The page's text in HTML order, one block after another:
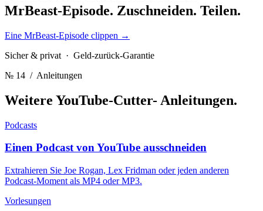
MrBeast-Episode. Zuschneiden. Teilen.
Eine MrBeast-Episode clippen →
Sicher & privat · Geld-zurück-Garantie
№ 14 / Anleitungen
Weitere YouTube-Cutter- Anleitungen.
Podcasts
Einen Podcast von YouTube ausschneiden
Extrahieren Sie Joe Rogan, Lex Fridman oder jeden anderen
Podcast-Moment als MP4 oder MP3.
Vorlesungen